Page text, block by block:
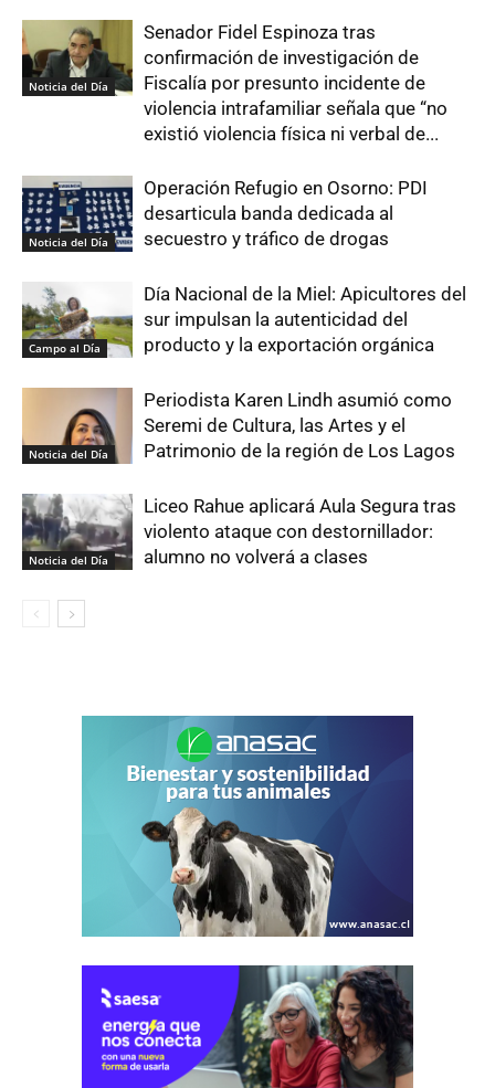
Noticia del Día
Senador Fidel Espinoza tras
confirmación de investigación de
Fiscalía por presunto incidente de
violencia intrafamiliar señala que “no
existió violencia física ni verbal de...
Noticia del Día
Operación Refugio en Osorno: PDI
desarticula banda dedicada al
secuestro y tráfico de drogas
Campo al Día
Día Nacional de la Miel: Apicultores del
sur impulsan la autenticidad del
producto y la exportación orgánica
Noticia del Día
Periodista Karen Lindh asumió como
Seremi de Cultura, las Artes y el
Patrimonio de la región de Los Lagos
Noticia del Día
Liceo Rahue aplicará Aula Segura tras
violento ataque con destornillador:
alumno no volverá a clases